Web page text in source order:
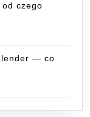
czego
— co